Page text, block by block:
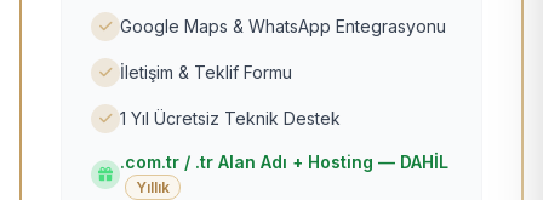
Google Maps & WhatsApp Entegrasyonu
İletişim & Teklif Formu
1 Yıl Ücretsiz Teknik Destek
.com.tr / .tr Alan Adı + Hosting — DAHİL
Yıllık